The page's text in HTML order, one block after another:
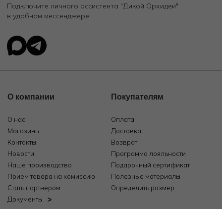
Подключите личного ассистента "Дикой Орхидеи"
в удобном мессенджере
О компании
О нас
Магазины
Контакты
Новости
Наше производство
Прием товара на комиссию
Стать партнером
Документы
Покупателям
Оплата
Доставка
Возврат
Программа лояльности
Подарочный сертификат
Полезные материалы
Определить размер